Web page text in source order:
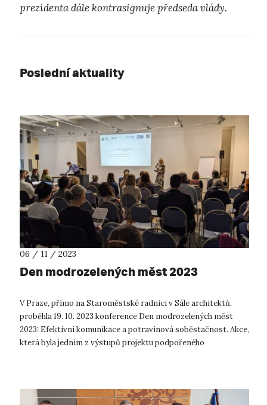
prezidenta dále kontrasignuje předseda vlády.
Poslední aktuality
06 / 11 / 2023
Den modrozelených měst 2023
V Praze, přímo na Staroměstské radnici v Sále architektů,
proběhla 19. 10. 2023 konference Den modrozelených měst
2023: Efektivní komunikace a potravinová soběstačnost. Akce,
která byla jedním z výstupů projektu podpořeného